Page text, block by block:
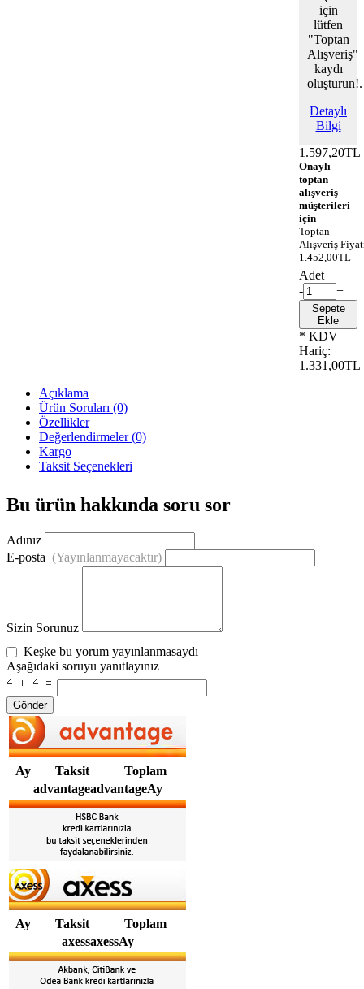
için
lütfen
"Toptan
Alışveriş"
kaydı
oluşturun!.
Detaylı
Bilgi
1.597,20TL
Onaylı
toptan
alışveriş
müşterileri
için
Toptan
Alışveriş
1.452,00TL
Adet
-
+
Sepete
Ekle
* KDV
Hariç:
1.331,00TL
Açıklama
Ürün Soruları (0)
Özellikler
Değerlendirmeler (0)
Kargo
Taksit Seçenekleri
Bu ürün hakkında soru sor
Adınız
E-posta (Yayınlanmayacaktır)
Sizin Sorunuz
Keşke bu yorum yayınlanmasaydı
Aşağıdaki soruyu yanıtlayınız
Gönder
Ay Taksit
Toplam
advantageadvantageAy
Ay Taksit
Toplam
axessaxessAy